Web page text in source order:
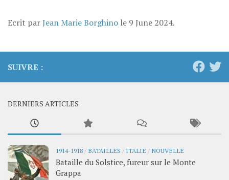
Ecrit parJean Marie Borghino le 9 June 2024.
SUIVRE :
DERNIERS ARTICLES
1914-1918 / BATAILLES / ITALIE / NOUVELLE
Bataille du Solstice, fureur sur le Monte
Grappa